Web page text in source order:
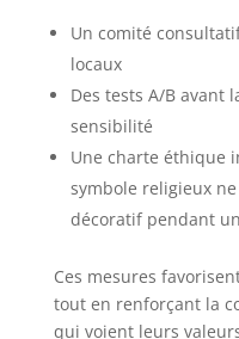
Un comité
locaux
Des tests A/B avant
sensibilité
Une charte éthique
symbole religieux
décoratif pendant
Ces mesures
tout en renforçant la
qui voient leurs